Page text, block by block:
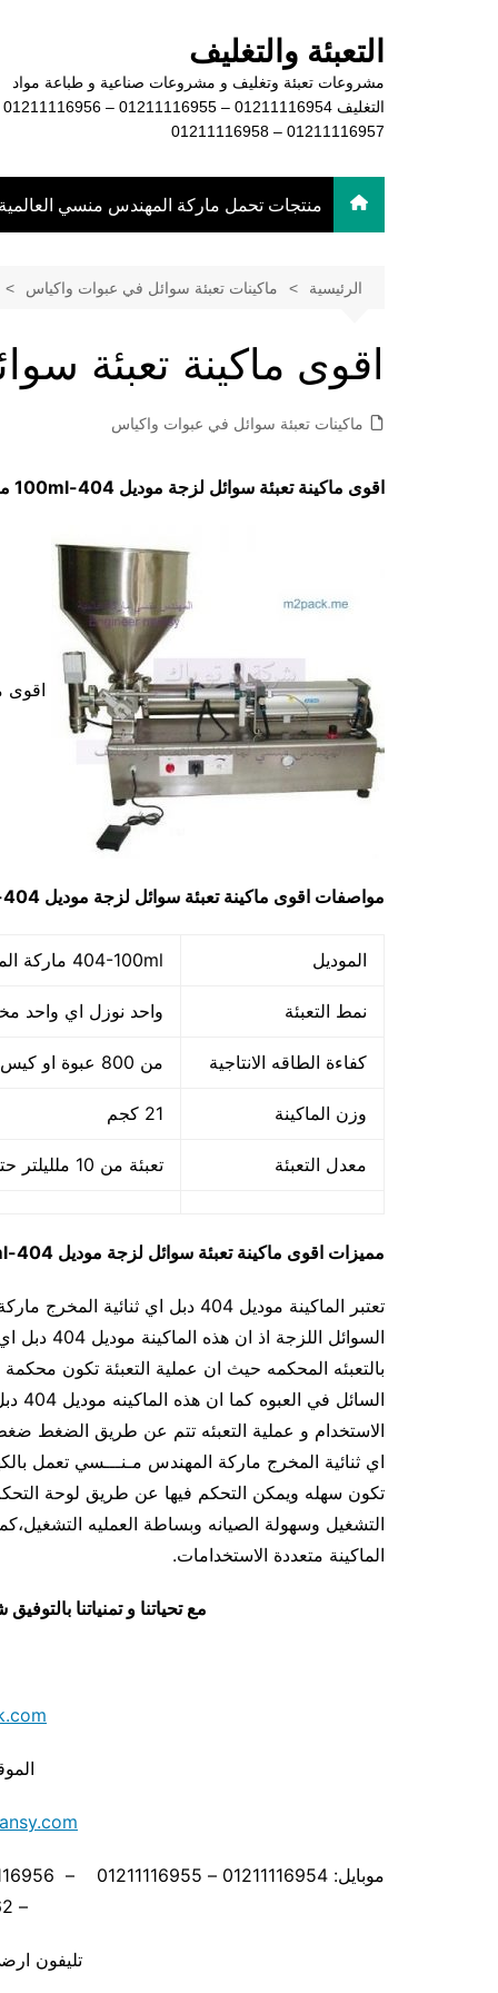
التعبئة والتغليف
مشروعات تعبئة وتغليف و مشروعات صناعية و طباعة مواد
01211116957 – 01211116958
منتجات تحمل ماركة المهندس منسي العالمية
الرئيسية ماكينات تعبئة سوائل في عبوات واكياس
اقوى ماكينة تعبئة
ماكينات تعبئة سوائل في عبوات واكياس
اقوى ماكينة تعبئة سوائل لزجة موديل
اقوى
مواصفات اقوى ماكينة تعبئة سوائل لزجة موديل 404-100ml
الموديل 404-100ml ماركة المهندس منـــسي
نمط التعبئة واحد نوزل اي واحد
كفاءة الطاقه الانتاجية من 800 عبوة او كيس حتي 1700 عبوه او كيس في الساعة
وزن الماكينة 21 كجم
معدل التعبئة تعبئة من 10 ملليلتر حتي 100 ملليلتر
مميزات اقوى ماكينة تعبئة سوائل لزجة موديل 404-100ml
تعتبر الماكينة موديل 404 دبل اي
السوائل
اي ثنائية المخرج ماركة المهندس مـنـــسي تعمل
تكون سهله ويمكن التحكم فيها عن طريق لوحة
التشغيل وسهولة الصيانه وبساطة العمليه
الماكينة متعددة الاستخدامات.
مع تحياتنا و تمنياتنا
– 01211116962
تليفون ارضي